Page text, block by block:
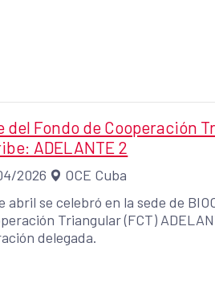
del Fondo de Cooperación
ADELANTE 2
2026
OCE Cuba
abril se celebró en la sede de
Triangular (FCT)
delegada.